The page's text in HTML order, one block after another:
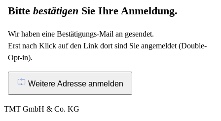
Bitte bestätigen Sie Ihre Anmeldung.
Wir haben eine Bestätigungs-Mail an gesendet.
Erst nach Klick auf den Link dort sind Sie angemeldet (Double-
Opt-in).
Weitere Adresse anmelden
TMT GmbH & Co. KG